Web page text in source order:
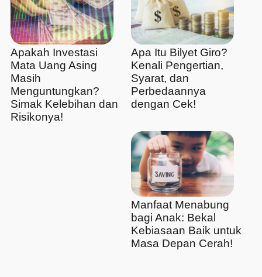
Apakah Investasi
Mata Uang Asing
Masih
Menguntungkan?
Simak Kelebihan dan
Risikonya!
Apa Itu Bilyet Giro?
Kenali Pengertian,
Syarat, dan
Perbedaannya
dengan Cek!
Manfaat Menabung
bagi Anak: Bekal
Kebiasaan Baik untuk
Masa Depan Cerah!